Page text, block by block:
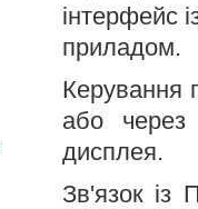
інтерфейс
приладом.
Керування
або через
дисплея.
Зв'язок